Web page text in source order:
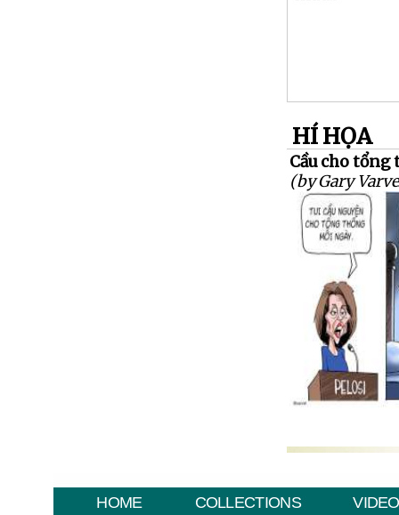
HÍ HỌA
Cầu cho tổng
(by Gary
HOME COLLECTIONS VIDEO